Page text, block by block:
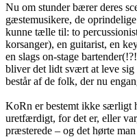
Nu om stunder bærer deres
gæstemusikere, de
kunne tælle til: to
korsanger), en guitarist, en
en slags on-stage
bliver det lidt svært at leve
består af de folk, der nu
KoRn er bestemt ikke særligt
uretfærdigt, for det er, eller
præsterede – og det hørte